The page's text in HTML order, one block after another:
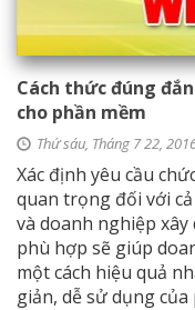
Cách thức đúng
cho phần mềm
Thứ sáu, Tháng 7 22,
Xác định yêu cầu
quan trọng đối với
và doanh nghiệp xây
phù hợp sẽ giúp
một cách hiệu quả
giản, dễ sử dụng